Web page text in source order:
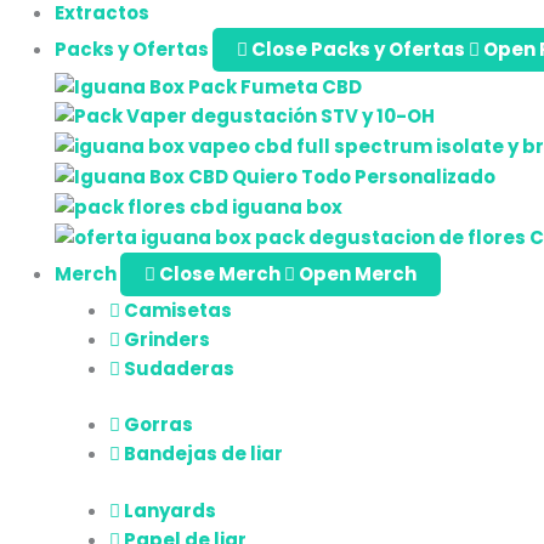
Extractos
Packs y Ofertas
Close Packs y Ofertas Open
Merch Close Merch
Open Merch
Camisetas
Grinders
Sudaderas
Gorras
Bandejas de liar
Lanyards